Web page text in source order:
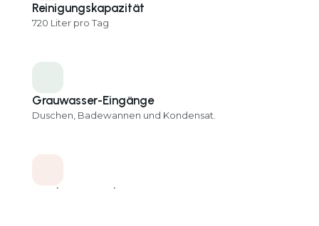
Reinigungskapazität
720 Liter pro Tag
Grauwasser-Eingänge
Duschen, Badewannen und Kondensat.
Wiederverwendungs-Ausgänge